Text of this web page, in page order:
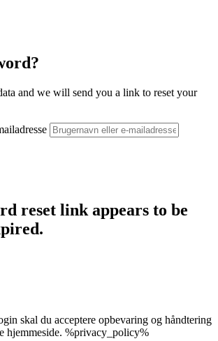
and we will send you a link to reset your
reset link appears to be
skal du acceptere opbevaring og håndtering
hjemmeside. %privacy_policy%